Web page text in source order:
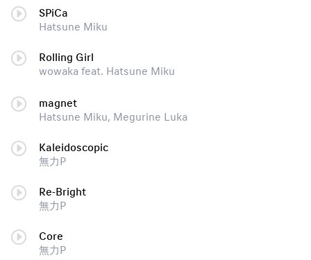
SPiCa
Hatsune Miku
Rolling Girl
wowaka feat. Hatsune Miku
magnet
Hatsune Miku, Megurine Luka
Kaleidoscopic
無力P
Re-Bright
無力P
Core
無力P